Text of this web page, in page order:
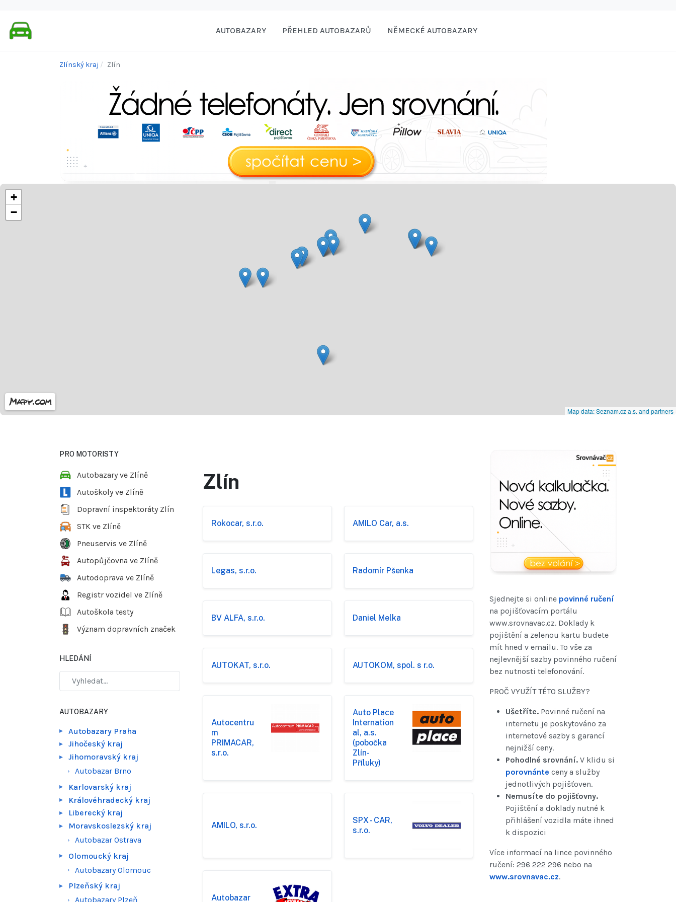
AUTOBAZARY PŘEHLED AUTOBAZARŮ NĚMECKÉ AUTOBAZARY
Zlínský kraj Zlín
+
−
Map data: Seznam.cz a.s. and partners
Zlín
Rokocar, s.r.o. AMILO Car, a.s.
Legas, s.r.o. Radomír Pšenka
BV ALFA, s.r.o. Daniel Melka
AUTOKAT, s.r.o. AUTOKOM, spol. s r.o.
Autocentru
m
PRIMACAR,
s.r.o.
Auto Place
Internation
al, a.s.
(pobočka
Zlín-
Příluky)
AMILO, s.r.o.
SPX - CAR,
s.r.o.
Autobazar
PRO MOTORISTY
Autobazary ve Zlíně
Autoškoly ve Zlíně
Dopravní inspektoráty Zlín
STK ve Zlíně
Pneuservis ve Zlíně
Autopůjčovna ve Zlíně
Autodoprava ve Zlíně
Registr vozidel ve Zlíně
Autoškola testy
Význam dopravních značek
HLEDÁNÍ
AUTOBAZARY
Autobazary Praha
Jihočeský kraj
Jihomoravský kraj
Autobazar Brno
Karlovarský kraj
Královéhradecký kraj
Liberecký kraj
Moravskoslezský kraj
Autobazar Ostrava
Olomoucký kraj
Autobazary Olomouc
Plzeňský kraj
Autobazary Plzeň
Sjednejte si online povinné ručení
na pojišťovacím portálu
www.srovnavac.cz. Doklady k
pojištění a zelenou kartu budete
mít hned v emailu. To vše za
nejlevnější sazby povinného ručení
bez nutnosti telefonování.
PROČ VYUŽÍT TÉTO SLUŽBY?
Ušetříte. Povinné ručení na
internetu je poskytováno za
internetové sazby s garancí
nejnižší ceny.
Pohodlné srovnání. V klidu si
porovnánte ceny a služby
jednotlivých pojišťoven.
Nemusíte do pojišťovny.
Pojištění a doklady nutné k
přihlášení vozidla máte ihned
k dispozici
Více informací na lince povinného
ručení: 296 222 296 nebo na
www.srovnavac.cz.